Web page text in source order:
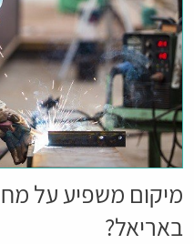
מיקום משפיע על
באריאל?